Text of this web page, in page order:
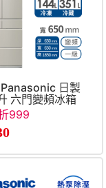
日製
六門變頻冰箱
999